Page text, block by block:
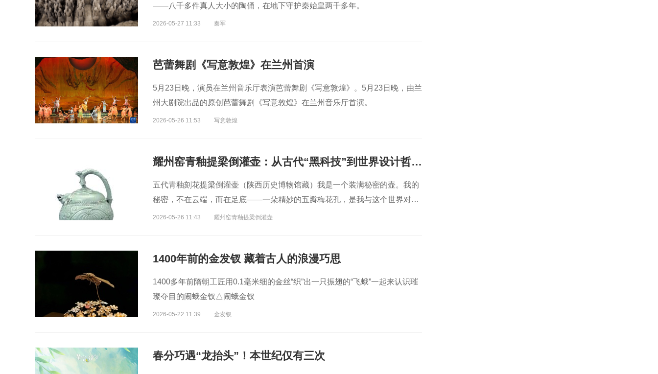
——八千多件真人大小的陶俑，在地下守护秦始皇两千多年。
2026-05-27 11:33 秦军
芭蕾舞剧《写意敦煌》在兰州首演
5月23日晚，演员在兰州音乐厅表演芭蕾舞剧《写意敦煌》。5月23日晚，由兰
州大剧院出品的原创芭蕾舞剧《写意敦煌》在兰州音乐厅首演。
2026-05-26 11:53 写意敦煌
耀州窑青釉提梁倒灌壶：从古代“黑科技”到世界设计哲学，一壶通联的匠心宇宙
五代青釉刻花提梁倒灌壶（陕西历史博物馆藏）我是一个装满秘密的壶。我的
秘密，不在云端，而在足底——一朵精妙的五瓣梅花孔，是我与这个世界对话
的独特方式。
2026-05-26 11:43 耀州窑青釉提梁倒灌壶
1400年前的金发钗 藏着古人的浪漫巧思
1400多年前隋朝工匠用0.1毫米细的金丝“织”出一只振翅的“飞蛾”一起来认识璀
璨夺目的闹蛾金钗△闹蛾金钗
2026-05-22 11:39 金发钗
春分巧遇“龙抬头”！本世纪仅有三次